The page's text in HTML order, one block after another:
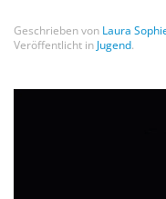
Geschrieben von Laura
Veröffentlicht in Jugend.